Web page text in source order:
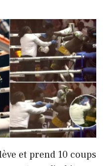
et prend 10 coups